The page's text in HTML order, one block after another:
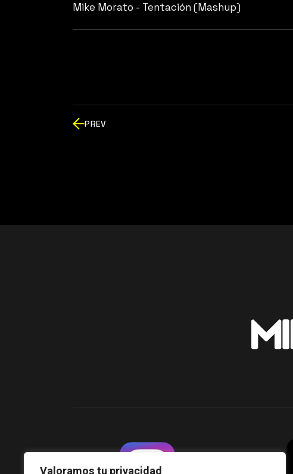
Mike Morato - Tentación (Mashup)
PREV